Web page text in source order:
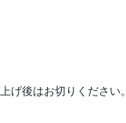
げ後はお切りください。